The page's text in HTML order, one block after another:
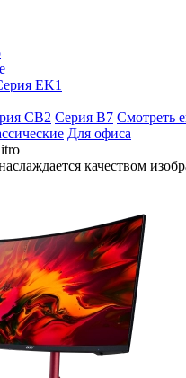
EK1
CB2 Серия B7 Смотреть
Для офиса
качеством